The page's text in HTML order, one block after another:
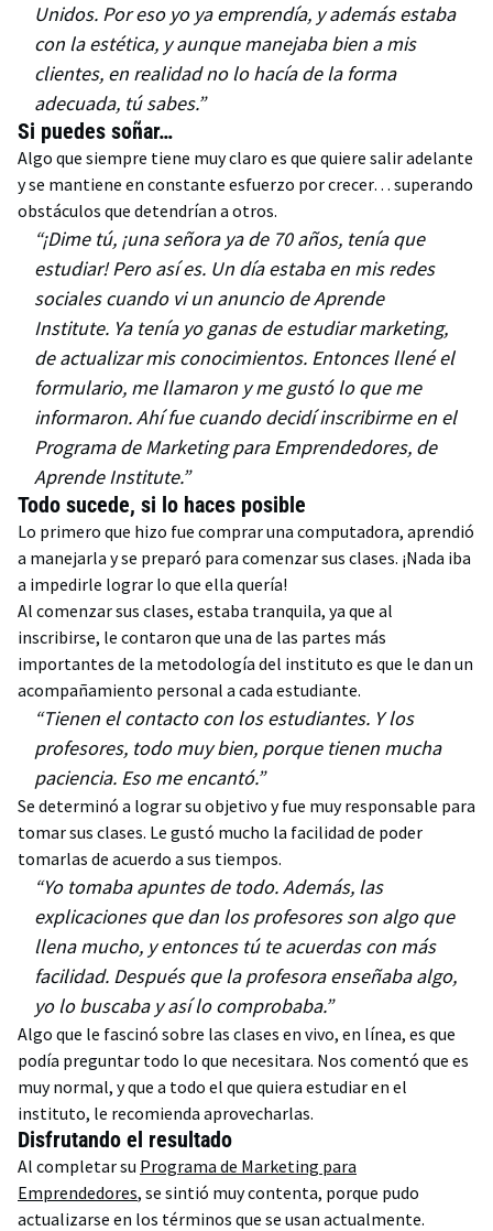
Unidos. Por eso yo ya emprendía, y además estaba
con la estética, y aunque manejaba bien a mis
clientes, en realidad no lo hacía de la forma
adecuada, tú sabes.”
Si puedes soñar…
Algo que siempre tiene muy claro es que quiere salir adelante
y se mantiene en constante esfuerzo por crecer… superando
obstáculos que detendrían a otros.
“¡Dime tú, ¡una señora ya de 70 años, tenía que
estudiar! Pero así es. Un día estaba en mis redes
sociales cuando vi un anuncio de Aprende
Institute. Ya tenía yo ganas de estudiar marketing,
de actualizar mis conocimientos. Entonces llené el
formulario, me llamaron y me gustó lo que me
informaron. Ahí fue cuando decidí inscribirme en el
Programa de Marketing para Emprendedores, de
Aprende Institute.”
Todo sucede, si lo haces posible
Lo primero que hizo fue comprar una computadora, aprendió
a manejarla y se preparó para comenzar sus clases. ¡Nada iba
a impedirle lograr lo que ella quería!
Al comenzar sus clases, estaba tranquila, ya que al
inscribirse, le contaron que una de las partes más
importantes de la metodología del instituto es que le dan un
acompañamiento personal a cada estudiante.
“Tienen el contacto con los estudiantes. Y los
profesores, todo muy bien, porque tienen mucha
paciencia. Eso me encantó.”
Se determinó a lograr su objetivo y fue muy responsable para
tomar sus clases. Le gustó mucho la facilidad de poder
tomarlas de acuerdo a sus tiempos.
“Yo tomaba apuntes de todo. Además, las
explicaciones que dan los profesores son algo que
llena mucho, y entonces tú te acuerdas con más
facilidad. Después que la profesora enseñaba algo,
yo lo buscaba y así lo comprobaba.”
Algo que le fascinó sobre las clases en vivo, en línea, es que
podía preguntar todo lo que necesitara. Nos comentó que es
muy normal, y que a todo el que quiera estudiar en el
instituto, le recomienda aprovecharlas.
Disfrutando el resultado
Al completar su Programa de Marketing para
Emprendedores, se sintió muy contenta, porque pudo
actualizarse en los términos que se usan actualmente.